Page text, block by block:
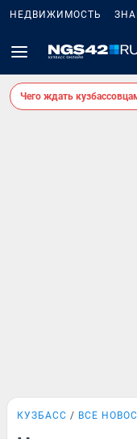
НЕДВИЖИМОСТЬ
Чего ждать
КУЗБАСС ВСЕ